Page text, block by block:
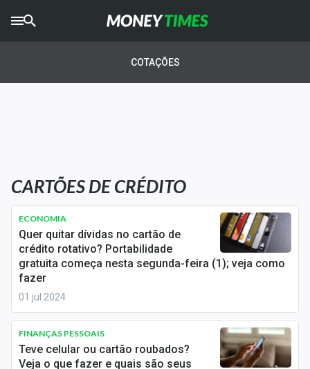
AGROTIMES
Newsletters
Money Trader
Anuncie
Newsletters
Cotações
COTAÇÕES
CARTÕES DE CRÉDITO
ECONOMIA
Quer quitar dívidas no cartão de
crédito rotativo? Portabilidade
gratuita começa nesta segunda-feira (1); veja como
fazer
01 jul 2024
FINANÇAS PESSOAIS
Teve celular ou cartão roubados?
Veja o que fazer e quais são seus